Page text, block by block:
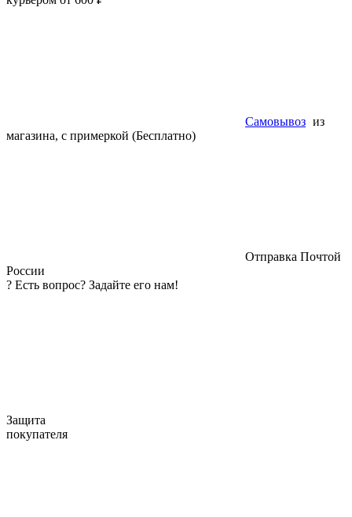
Самовывоз из
магазина, с примеркой (Бесплатно)
Отправка Почтой
России
? Есть вопрос? Задайте его нам!
Защита
покупателя